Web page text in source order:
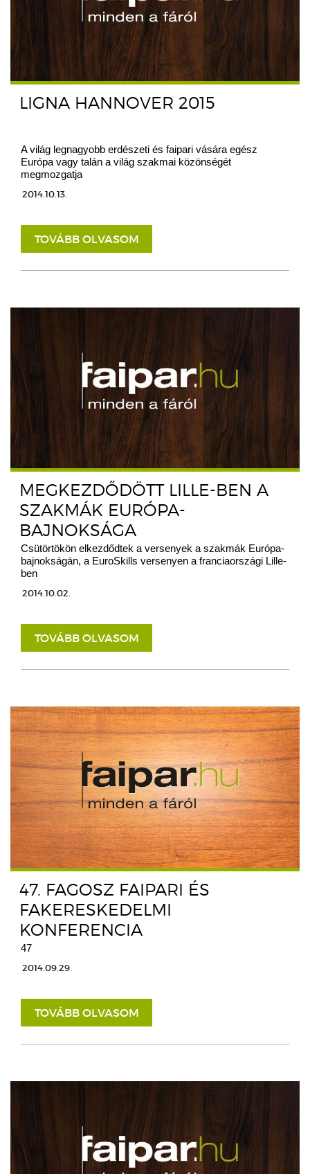
LIGNA HANNOVER 2015
A világ legnagyobb erdészeti és faipari vására egész
Európa vagy talán a világ szakmai közönségét
megmozgatja
2014.10.13.
TOVÁBB OLVASOM
MEGKEZDŐDÖTT LILLE-BEN A
SZAKMÁK EURÓPA-
BAJNOKSÁGA
Csütörtökön elkezdődtek a versenyek a szakmák Európa-
bajnokságán, a EuroSkills versenyen a franciaországi Lille-
ben
2014.10.02.
TOVÁBB OLVASOM
47. FAGOSZ FAIPARI ÉS
FAKERESKEDELMI
KONFERENCIA
47
2014.09.29.
TOVÁBB OLVASOM